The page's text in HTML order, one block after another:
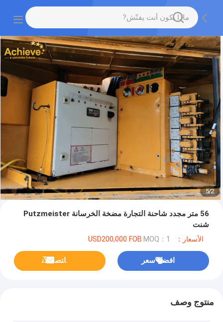
2
/
5
56 متر مجدد شاحنة التجارة مضخة الخرسانة Putzmeister
شنت
الأسعار：USD200,000 FOB MOQ：1
افضل سعر ﺎﺘﺼﻟ ﺍﻶﻧ
منتوج وصف